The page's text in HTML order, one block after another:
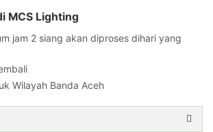
MCS Lighting
jam 2 siang akan diproses dihari yang
Wilayah Banda Aceh